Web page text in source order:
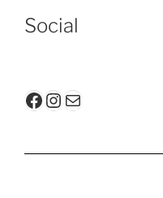
Social
Facebook
Instagram
E-mail